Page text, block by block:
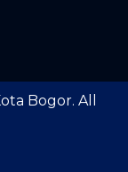
Bogor. All